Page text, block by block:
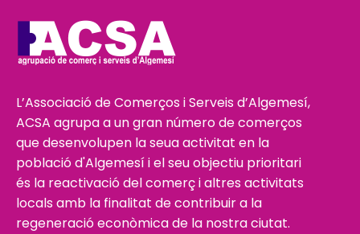
L’Associació de Comerços i Serveis d’Algemesí,
ACSA agrupa a un gran número de comerços
que desenvolupen la seua activitat en la
població d'Algemesí i el seu objectiu prioritari
és la reactivació del comerç i altres activitats
locals amb la finalitat de contribuir a la
regeneració econòmica de la nostra ciutat.